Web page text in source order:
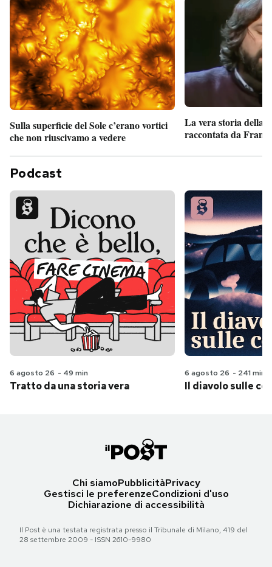
Sulla superficie del Sole c’erano vortici
che non riuscivamo a vedere
La vera storia della
raccontata da
Podcast
6 agosto 26 - 49 min
Tratto da una storia vera
6 agosto 26 - 241 min
Il diavolo sulle
Chi siamoPubblicitàPrivacy
Gestisci le preferenzeCondizioni d'uso
Dichiarazione di accessibilità
Il Post è una testata registrata presso il Tribunale di Milano, 419 del
28 settembre 2009 - ISSN 2610-9980